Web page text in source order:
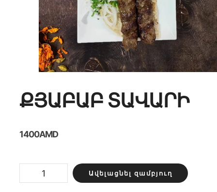
ՔՅԱԲԱԲ ՏԱՎԱՐԻ
1400AMD
տավարի
Ավելացնել զամբյուղ